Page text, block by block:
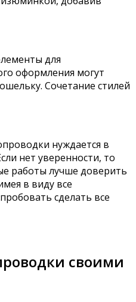
для
оформления могут
Сочетание стилей
нуждается в
нет уверенности, то
работы лучше доверить
в виду все
сделать все
своими